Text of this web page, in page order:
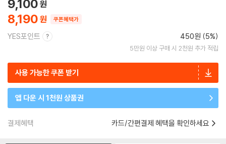
8,190
9,100
쿠폰혜택가
YES포인트 450원 (5%)
5만원 이상 구매 시 2천원 추가 적립
사용 가능한 쿠폰 받기
앱 다운 시 1천원 상품권
결제혜택 카드/간편결제 혜택을 확인하세요